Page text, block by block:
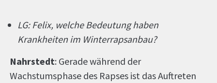
LG: Felix, welche Bedeutung haben
Krankheiten im Winterrapsanbau?
Nahrstedt: Gerade während der
Wachstumsphase des Rapses ist das Auftreten